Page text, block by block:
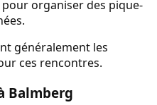
organiser des pique-
généralement les
ces rencontres.
Balmberg